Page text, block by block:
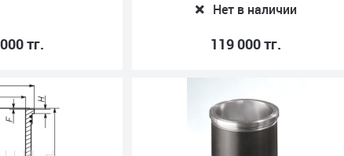
тг.
Нет в наличии
119 000 тг.